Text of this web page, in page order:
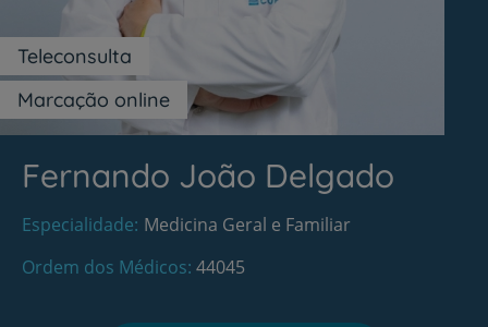
Marcação online
Teleconsulta
Fernando João Delgado
Especialidade Medicina Geral e Familiar
Ordem dos Médicos 44045